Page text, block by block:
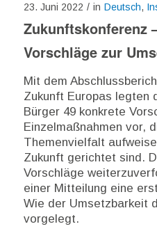
23. Juni 2022 / in Deutsch,
Zukunftskonferenz
Vorschläge zur
Mit dem
Zukunft Europas legten
Bürger 49 konkrete
Einzelmaßnahmen vor,
Themenvielfalt
Zukunft gerichtet sind.
Vorschläge
einer Mitteilung eine
Wie der Umsetzbarkeit
vorgelegt.